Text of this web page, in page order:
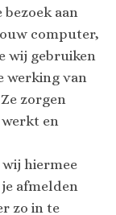
aan
computer,
wij gebruiken
werking van
zorgen
en
hiermee
afmelden
zo in te